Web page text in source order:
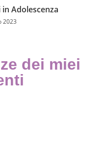
Adolescenza
2023
dei miei